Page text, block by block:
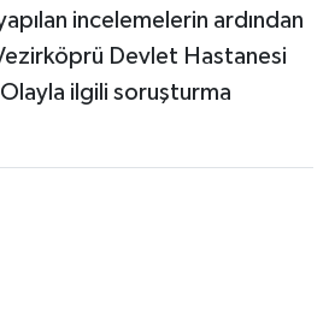
incelemelerin ardından
Devlet Hastanesi
Olayla ilgili soruşturma